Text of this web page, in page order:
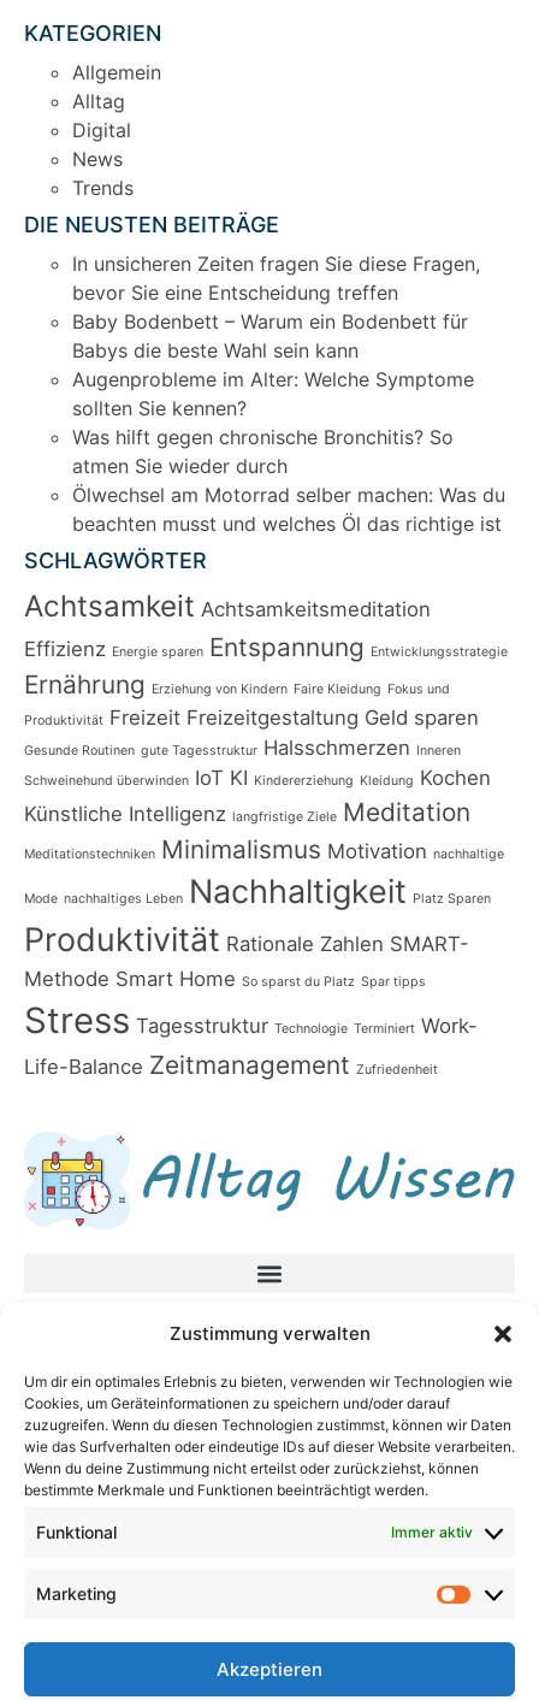
Zustimmung verwalten
Um dir ein optimales Erlebnis zu bieten, verwenden wir Technologien wie
Cookies, um Geräteinformationen zu speichern und/oder darauf
zuzugreifen. Wenn du diesen Technologien zustimmst, können wir Daten
wie das Surfverhalten oder eindeutige IDs auf dieser Website verarbeiten.
Wenn du deine Zustimmung nicht erteilst oder zurückziehst, können
bestimmte Merkmale und Funktionen beeinträchtigt werden.
Funktional Immer aktiv
Marketing
Akzeptieren
KATEGORIEN
Allgemein
Alltag
Digital
News
Trends
DIE NEUSTEN BEITRÄGE
In unsicheren Zeiten fragen Sie diese Fragen,
bevor Sie eine Entscheidung treffen
Baby Bodenbett – Warum ein Bodenbett für
Babys die beste Wahl sein kann
Augenprobleme im Alter: Welche Symptome
sollten Sie kennen?
Was hilft gegen chronische Bronchitis? So
atmen Sie wieder durch
Ölwechsel am Motorrad selber machen: Was du
beachten musst und welches Öl das richtige ist
SCHLAGWÖRTER
Achtsamkeit Achtsamkeitsmeditation
Effizienz Energie sparen Entspannung Entwicklungsstrategie
Ernährung Erziehung von Kindern Faire Kleidung Fokus und
Produktivität Freizeit Freizeitgestaltung Geld sparen
Gesunde Routinen gute Tagesstruktur Halsschmerzen Inneren
Schweinehund überwinden IoT KI Kindererziehung Kleidung Kochen
Künstliche Intelligenz langfristige Ziele Meditation
Meditationstechniken Minimalismus Motivation nachhaltige
Mode nachhaltiges Leben Nachhaltigkeit Platz Sparen
Produktivität Rationale Zahlen SMART-
Methode Smart Home So sparst du Platz Spar tipps
Stress Tagesstruktur Technologie Terminiert Work-
Life-Balance Zeitmanagement Zufriedenheit
Datenschutzerklärung
Impressum
Neueste Beiträge
In unsicheren Zeiten fragen Sie diese Fragen,
bevor Sie eine Entscheidung treffen
Baby Bodenbett – Warum ein Bodenbett für
Babys die beste Wahl sein kann
sollten Sie kennen?
Ölwechsel am Motorrad selber machen: Was du